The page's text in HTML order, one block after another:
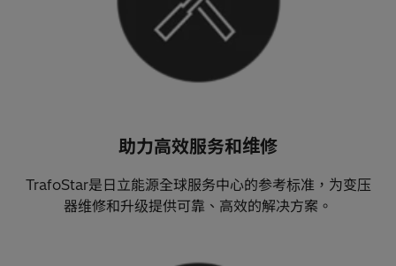
助力高效服务和维修
TrafoStar是日立能源全球服务中心的参考标准，为变压
器维修和升级提供可靠、高效的解决方案。